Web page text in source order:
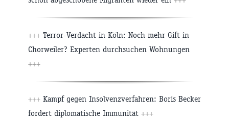
+++ Terror-Verdacht in Köln: Noch mehr Gift in
Chorweiler? Experten durchsuchen Wohnungen
+++
+++ Kampf gegen Insolvenzverfahren: Boris Becker
fordert diplomatische Immunität +++